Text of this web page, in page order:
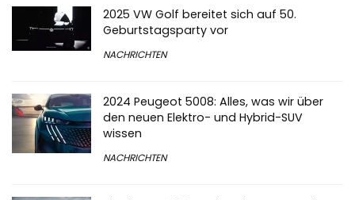
2025 VW Golf bereitet sich auf 50.
Geburtstagsparty vor
NACHRICHTEN
2024 Peugeot 5008: Alles, was wir über
den neuen Elektro- und Hybrid-SUV
wissen
NACHRICHTEN